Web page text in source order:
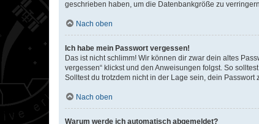
geschrieben haben, um die Datenbankgröße zu
Nach oben
Ich habe mein Passwort vergessen!
Das ist nicht schlimm! Wir können dir zwar dein altes
vergessen“ klickst und den Anweisungen folgst. So
Solltest du trotzdem nicht in der Lage sein, dein
Nach oben
Warum werde ich automatisch abgemeldet?